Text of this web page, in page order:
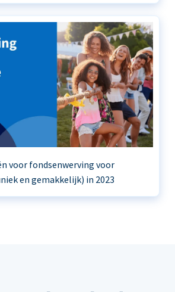
voor fondsenwerving voor
en gemakkelijk) in 2023